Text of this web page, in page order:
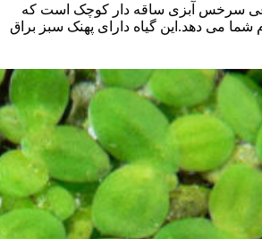
سرخس آبزی ساقه دار کوچک است که
شما می دهد.این گیاه دارای پهنک سبز براق